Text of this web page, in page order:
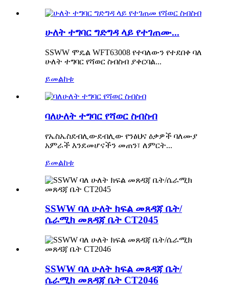
ሁለት ተግባር ግድግዳ ላይ የተገጠሙ...
SSWW ሞዴል WFT63008 የተባለውን የተደበቀ ባለ
ሁለት ተግባር የሻወር ስብስብ ያቀርባል...
ይመልከቱ
ባለሁለት ተግባር የሻወር ስብስብ
የኤስኤስደብሊውደብሊው የንፅህና ዕቃዎች ባለሙያ
አምራች እንደመሆናችን መጠን፣ ለምርት...
ይመልከቱ
SSWW ባለ ሁለት ክፍል መጸዳጃ ቤት/
ሴራሚክ መጸዳጃ ቤት CT2045
SSWW ባለ ሁለት ክፍል መጸዳጃ ቤት/
ሴራሚክ መጸዳጃ ቤት CT2046